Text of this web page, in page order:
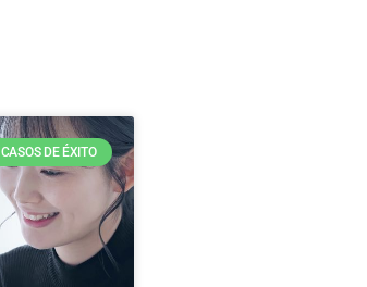
CASOS DE ÉXITO